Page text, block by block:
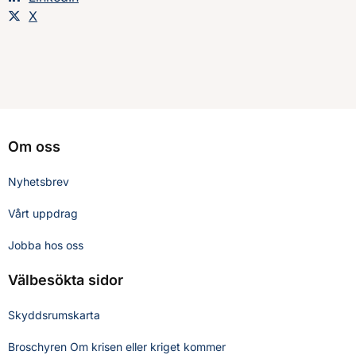
Dela sidan på
X
Om oss
Nyhetsbrev
Vårt uppdrag
Jobba hos oss
Välbesökta sidor
Skyddsrumskarta
Broschyren Om krisen eller kriget kommer